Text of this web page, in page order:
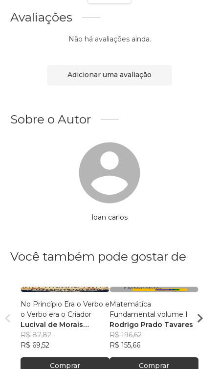
Avaliações
Não há avaliações ainda.
Adicionar uma avaliação
Sobre o Autor
loan carlos
Você também pode gostar de
No Princípio Era o Verbo e
o Verbo era o Criador
Lucival de Morais
Pereira
R$ 87,82
R$ 69,52
Comprar
Matemática
Fundamental volume I
Rodrigo Prado Tavares
R$ 196,62
R$ 155,66
Comprar
R$